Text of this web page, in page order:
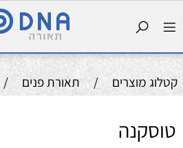
קטלוג מוצרים / תאורת פנים /
טוסקנה